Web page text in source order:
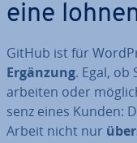
eine
GitHub ist für
Ergänzung. Egal, ob
arbeiten oder
senz eines Kunden:
Arbeit nicht nur